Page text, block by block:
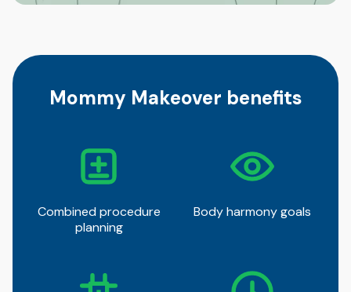
Mommy Makeover benefits
Combined procedure
planning
Body harmony goals